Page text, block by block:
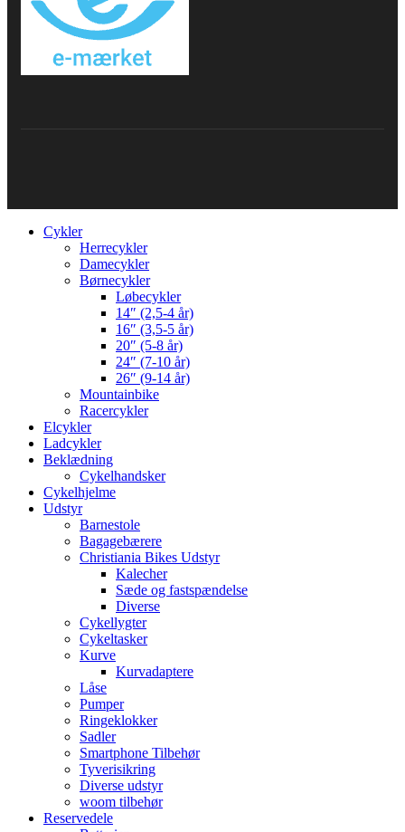
Cykler
Herrecykler
Damecykler
Børnecykler
Løbecykler
14″ (2,5-4 år)
16″ (3,5-5 år)
20″ (5-8 år)
24″ (7-10 år)
26″ (9-14 år)
Mountainbike
Racercykler
Elcykler
Ladcykler
Beklædning
Cykelhandsker
Cykelhjelme
Udstyr
Barnestole
Bagagebærere
Christiania Bikes Udstyr
Kalecher
Sæde og fastspændelse
Diverse
Cykellygter
Cykeltasker
Kurve
Kurvadaptere
Låse
Pumper
Ringeklokker
Sadler
Smartphone Tilbehør
Tyverisikring
Diverse udstyr
woom tilbehør
Reservedele